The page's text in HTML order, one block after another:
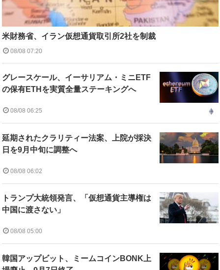
米財務省、イラン仮想通貨取引所2社を制裁
08/08 07:20
グレースケール、イーサリアム・ミニETF
の保有ETHを実質全量ステーキングへ
08/08 06:25
延期されたクラリティー法案、上院が採決
日を9月中旬に調整へ
08/08 06:02
トランプ大統領発言、「仮想通貨主導権は
中国に渡さない」
08/08 05:00
韓国アップビット、ミームコインBONK上